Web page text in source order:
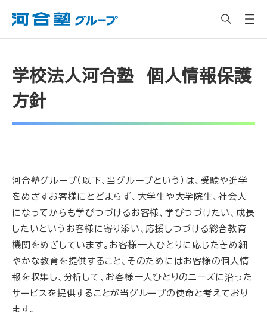
学校法人河合塾 個人情報保護
方針
河合塾グループ（以下、当グループという）は、受験や進学
をめざすお客様にとどまらず、大学生や大学院生、社会人
になってからも学びつづけるお客様、学びつづけたい、成長
したいというお客様に寄り添い、応援しつづける総合教育
機関をめざしています。お客様一人ひとりに応じたきめ細
やかな教育を提供すること、そのためにはお客様の個人情
報を収集し、分析して、お客様一人ひとりのニーズに沿った
サービスを提供することが当グループの使命と考えており
ます。